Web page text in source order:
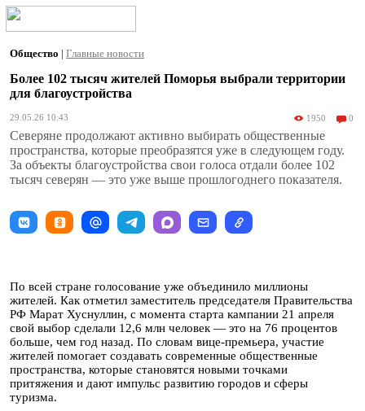
Общество | Главные новости
Более 102 тысяч жителей Поморья выбрали территории
для благоустройства
29.05.26 10:43 1950 0
Северяне продолжают активно выбирать общественные
пространства, которые преобразятся уже в следующем году.
За объекты благоустройства свои голоса отдали более 102
тысяч северян — это уже выше прошлогоднего показателя.
По всей стране голосование уже объединило миллионы
жителей. Как отметил заместитель председателя Правительства
РФ Марат Хуснуллин, с момента старта кампании 21 апреля
свой выбор сделали 12,6 млн человек — это на 76 процентов
больше, чем год назад. По словам вице-премьера, участие
жителей помогает создавать современные общественные
пространства, которые становятся новыми точками
притяжения и дают импульс развитию городов и сферы
туризма.